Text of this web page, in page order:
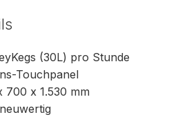
(30L) pro Stunde
Touchpanel
700 x 1.530 mm